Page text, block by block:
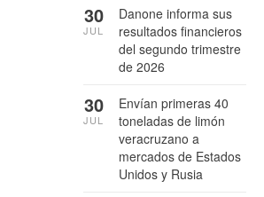
Danone informa sus
resultados financieros
del segundo trimestre
de 2026
30
JUL
Envían primeras 40
toneladas de limón
veracruzano a
mercados de Estados
Unidos y Rusia
30
JUL